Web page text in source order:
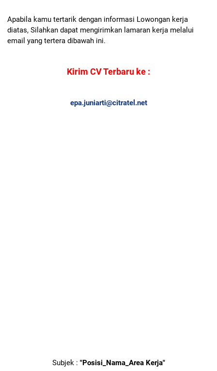
Apabila kamu tertarik dengan informasi Lowongan kerja
diatas, Silahkan dapat mengirimkan lamaran kerja melalui
email yang tertera dibawah ini.
Kirim CV Terbaru ke :
epa.juniarti@citratel.net
Subjek : "Posisi_Nama_Area Kerja"